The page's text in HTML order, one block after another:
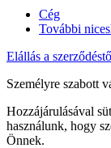
Cég
További
Elállás a
Személyre szabott
Hozzájárulásával
használunk, hogy
Önnek.